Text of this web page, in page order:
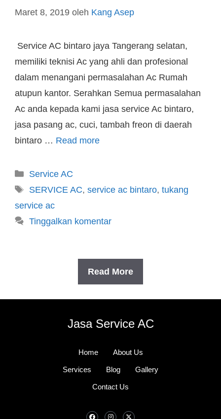
Maret 8, 2019 oleh Kang Asep
Service AC bintaro jaya Tangerang selatan,
memiliki teknisi Ac yang ahli dan profesional
dalam menangani permasalahan Ac Rumah
atupun kantor. Serahkan Semua permasalahan
Ac anda kepada kami jasa service Ac bintaro,
jasa pasang ac, cuci, tambah freon di daerah
bintaro … Read more
Service AC
SERVICE AC, service ac bintaro, tukang
service ac
Tinggalkan komentar
Read More
Jasa Service AC
Home About Us
Services Blog Gallery
Contact Us